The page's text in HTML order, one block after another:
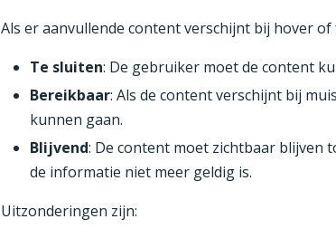
Als er aanvullende content verschijnt bij hover
Te sluiten: De gebruiker moet de content
Bereikbaar: Als de content verschijnt bij
kunnen gaan.
Blijvend: De content moet zichtbaar blijven
de informatie niet meer geldig is.
Uitzonderingen zijn: